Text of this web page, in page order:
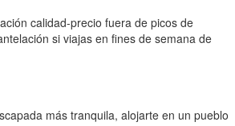
calidad-precio fuera de picos de
si viajas en fines de semana de
más tranquila, alojarte en un pueblo